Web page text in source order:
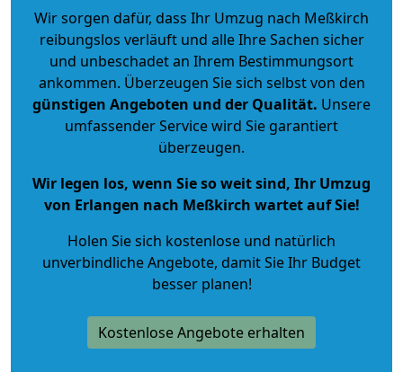
Wir sorgen dafür, dass Ihr Umzug nach Meßkirch
reibungslos verläuft und alle Ihre Sachen sicher
und unbeschadet an Ihrem Bestimmungsort
ankommen. Überzeugen Sie sich selbst von den
günstigen Angeboten und der Qualität. Unsere
umfassender Service wird Sie garantiert
überzeugen.
Wir legen los, wenn Sie so weit sind, Ihr Umzug
von Erlangen nach Meßkirch wartet auf Sie!
Holen Sie sich kostenlose und natürlich
unverbindliche Angebote, damit Sie Ihr Budget
besser planen!
Kostenlose Angebote erhalten